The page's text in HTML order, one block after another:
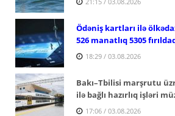
Ödəniş kartları ilə
526 manatlıq 5305
18:29 / 03.08.2026
Bakı–Tbilisi marşrutu
ilə bağlı hazırlıq işləri
17:06 / 03.08.2026